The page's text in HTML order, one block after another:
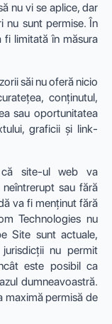
nu vi se aplice, dar
nu sunt permise. În
fi limitată în măsura
săi nu oferă nicio
conținutul,
sau oportunitatea
graficii și link-
că site-ul web va
sau fără
va fi menținut fără
Technologies nu
Site sunt actuale,
nu permit
este posibil ca
dumneavoastră.
maximă permisă de